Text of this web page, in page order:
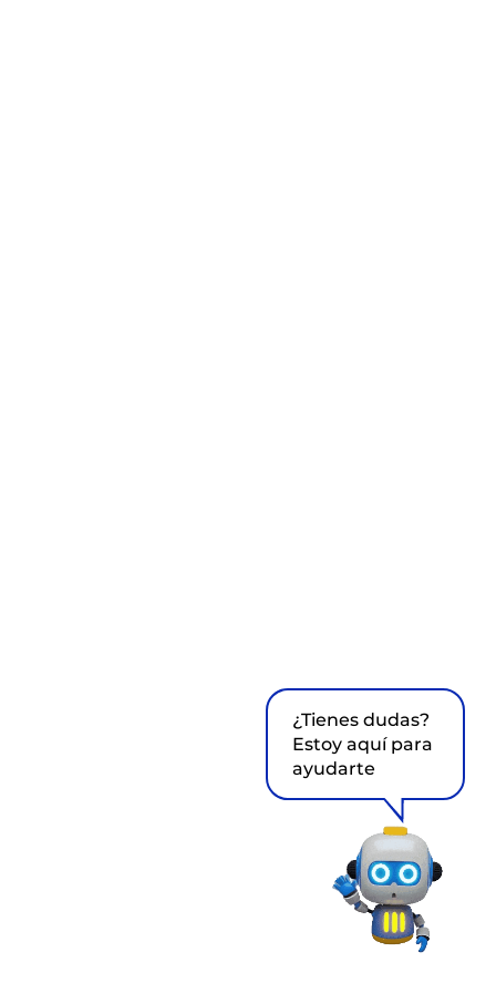
¿Tienes dudas?
Estoy aquí para
ayudarte